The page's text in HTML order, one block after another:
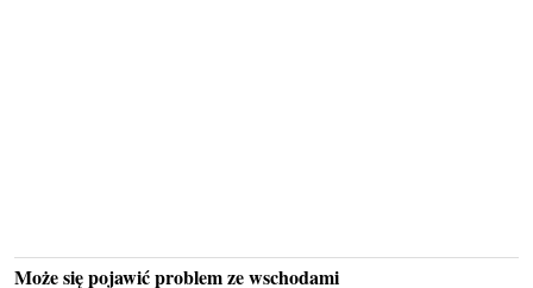
Może się pojawić problem ze wschodami